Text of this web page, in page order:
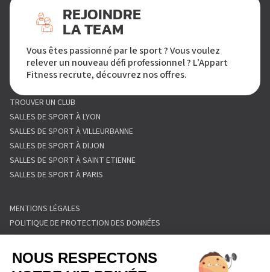
REJOINDRE
LA TEAM
Vous êtes passionné par le sport ? Vous voulez
relever un nouveau défi professionnel ? L’Appart
Fitness recrute, découvrez nos offres.
TROUVER UN CLUB
SALLES DE SPORT À LYON
SALLES DE SPORT À VILLEURBANNE
SALLES DE SPORT À DIJON
SALLES DE SPORT À SAINT ETIENNE
SALLES DE SPORT À PARIS
MENTIONS LÉGALES
POLITIQUE DE PROTECTION DES DONNÉES
POLITIQUE COOKIES
CONDITIONS GÉNÉRALES DE VENTE
RÈGLEMENT INTÉRIEUR